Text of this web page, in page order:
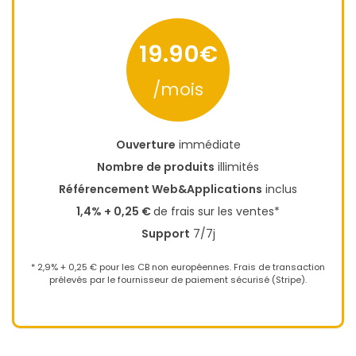
19.90€
/mois
Ouverture immédiate
Nombre de produits illimités
Référencement Web&Applications inclus
1,4% + 0,25 €de frais sur les ventes*
Support 7/7j
* 2,9% + 0,25 € pour les CB non européennes. Frais de transaction
prélevés par le fournisseur de paiement sécurisé (Stripe).